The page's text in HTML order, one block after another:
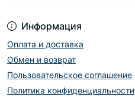
Информация
Оплата и доставка
Обмен и возврат
Пользовательское соглашение
Политика конфиденциальности